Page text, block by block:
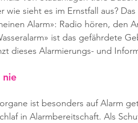
wie sieht es im Ernstfall aus?
Alarm»: Radio hören, den
ist das gefährdete
dieses Alarmierungs- und
nie
ist besonders auf Alarm
in Alarmbereitschaft. Als